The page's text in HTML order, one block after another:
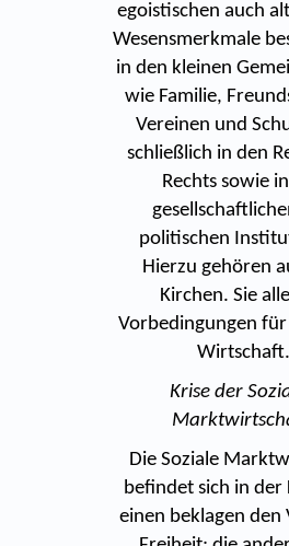
egoistischen auch
Wesensmerkmale
in den kleinen
wie Familie,
Vereinen und
schließlich in den
Rechts sowie
politischen
Hierzu gehören
Kirchen. Sie
Vorbedingungen
Wirtschaft.
Krise der
Die Soziale
befindet sich in der
einen beklagen den